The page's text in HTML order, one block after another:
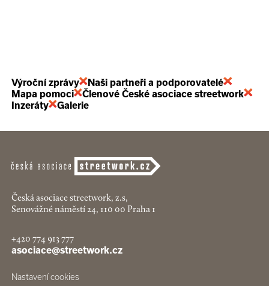
Výroční zprávy
Naši partneři a podporovatelé
Mapa pomoci
Členové České asociace streetwork
Inzeráty
Galerie
Česká asociace streetwork, z.s,
Senovážné náměstí 24, 110 00 Praha 1
+420 774 913 777
asociace@streetwork.cz
Nastavení cookies